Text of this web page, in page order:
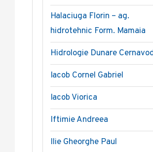
Halaciuga Florin – ag.
hidrotehnic Form. Mamaia
Hidrologie Dunare
Iacob Cornel Gabriel
Iacob Viorica
Iftimie Andreea
Ilie Gheorghe Paul